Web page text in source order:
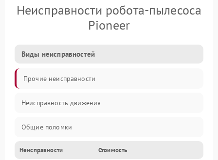
Неисправности робота-пылесоса
Pioneer
Виды неисправностей
Прочие неисправности
Неисправность движения
Общие поломки
Неисправность датчиков
Неисправности Стоимость